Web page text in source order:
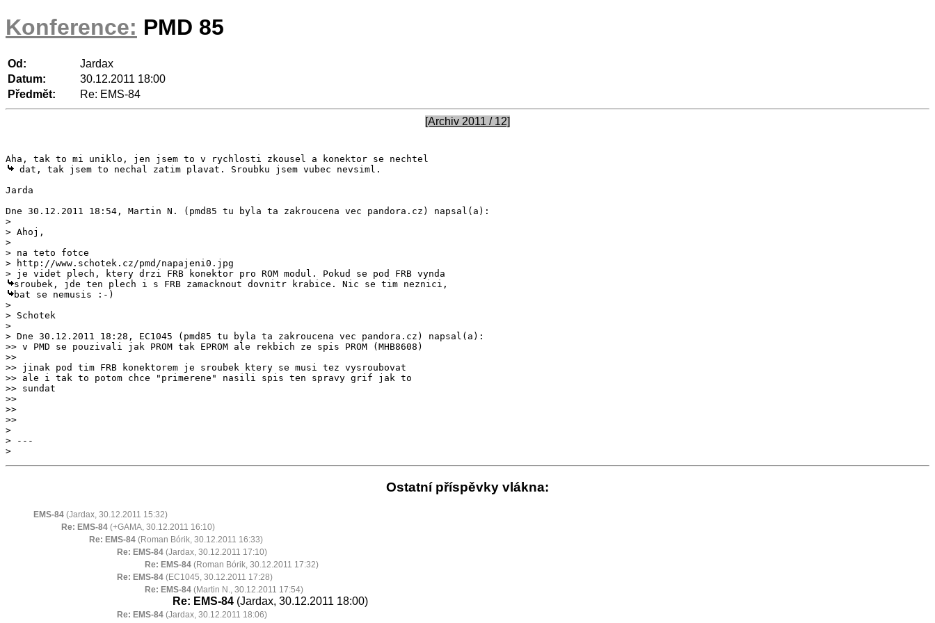
Konference: PMD 85
Od:
Jardax
Datum:
30.12.2011 18:00
Předmět:
Re: EMS-84
[Archiv 2011 / 12]
dat, tak jsem to nechal zatim plavat. Sroubku jsem vubec nevsiml.
Jarda
>
> Ahoj,
>
> na teto fotce
> http://www.schotek.cz/pmd/napajeni0.jpg
bat se nemusis :-)
>
> Schotek
>
>> v PMD se pouzivali jak PROM tak EPROM ale rekbich ze spis PROM (MHB8608)
>>
>> jinak pod tim FRB konektorem je sroubek ktery se musi tez vysroubovat
>> ale i tak to potom chce "primerene" nasili spis ten spravy grif jak to
>> sundat
>>
>>
>
> ---
Ostatní příspěvky vlákna:
EMS-84 (Jardax, 30.12.2011 15:32)
Re: EMS-84 (+GAMA, 30.12.2011 16:10)
Re: EMS-84 (Roman Bórik, 30.12.2011 16:33)
Re: EMS-84 (Jardax, 30.12.2011 17:10)
Re: EMS-84 (Roman Bórik, 30.12.2011 17:32)
Re: EMS-84 (EC1045, 30.12.2011 17:28)
Re: EMS-84 (Martin N., 30.12.2011 17:54)
Re: EMS-84 (Jardax, 30.12.2011 18:00)
Re: EMS-84 (Jardax, 30.12.2011 18:06)